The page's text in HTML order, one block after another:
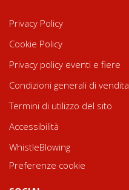
Privacy Policy
Cookie Policy
Privacy policy eventi e fiere
Condizioni generali di vendita
Termini di utilizzo del sito
Accessibilità
WhistleBlowing
Preferenze cookie